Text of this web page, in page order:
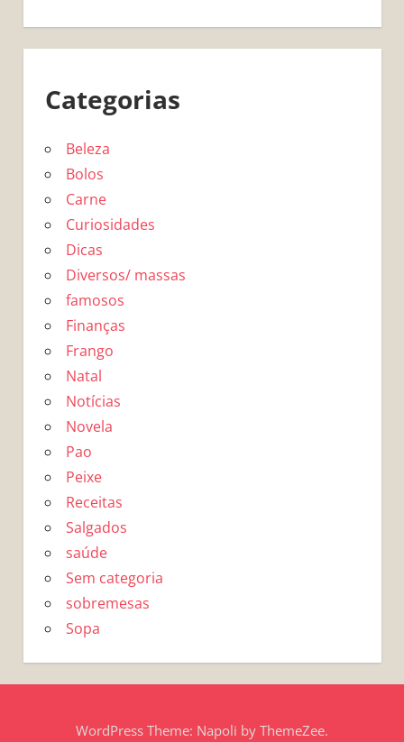
Categorias
Beleza
Bolos
Carne
Curiosidades
Dicas
Diversos/ massas
famosos
Finanças
Frango
Natal
Notícias
Novela
Pao
Peixe
Receitas
Salgados
saúde
Sem categoria
sobremesas
Sopa
WordPress Theme: Napoli by ThemeZee.